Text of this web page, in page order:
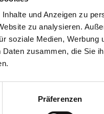
und Anzeigen zu
zu analysieren.
soziale Medien,
zusammen, die Sie
Präferenzen
Unter dem Schutz des
Sie die schönsten
Summerday Segel
unkomplizierten